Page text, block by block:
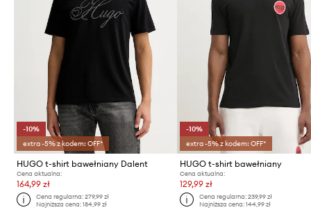
-10%
extra -5% z kodem: OFF*
HUGO t-shirt bawełniany Dalent
Cena aktualna:
164,99 zł
Cena regularna:279,99 zł
Najniższa cena:184,99 zł
-10%
extra -5% z kodem: OFF*
HUGO t-shirt bawełniany
Cena aktualna:
129,99 zł
Cena regularna: 239,99 zł
Najniższa cena: 144,99 zł